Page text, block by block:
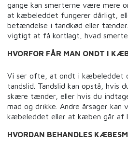
gange kan smerterne være mere
at kæbeleddet fungerer dårligt,
betændelse i tandkød eller
vigtigt at få kortlagt, hvad
HVORFOR FÅR MAN ONDT I
Vi ser ofte, at ondt i kæbeleddet
tandslid. Tandslid kan opstå, hvis
skære tænder, eller hvis du
mad og drikke. Andre årsager kan
kæbeleddet eller at kæben går af
HVORDAN BEHANDLES